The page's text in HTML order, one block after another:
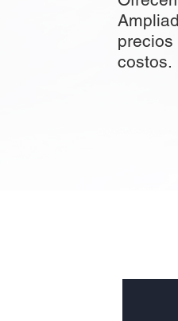
costos.